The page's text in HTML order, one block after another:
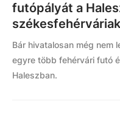
futópályát a
székesfehérváriak
Bár hivatalosan még nem
egyre több fehérvári futó
Haleszban.